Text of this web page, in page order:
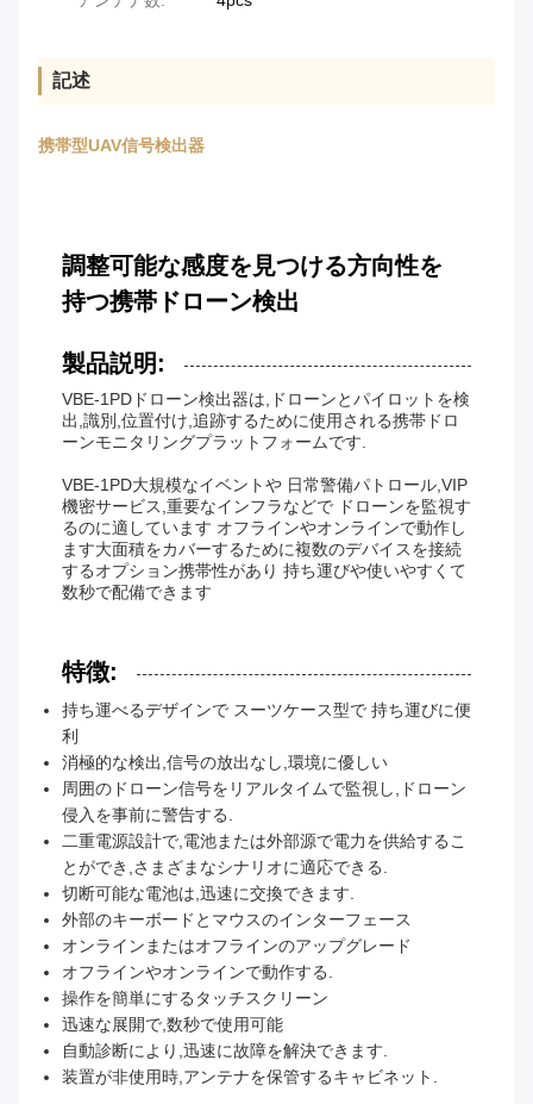
記述
携帯型UAV信号検出器
調整可能な感度を見つける方向性を
持つ携帯ドローン検出
製品説明:
VBE-1PDドローン検出器は,ドローンとパイロットを検
出,識別,位置付け,追跡するために使用される携帯ドロ
ーンモニタリングプラットフォームです.
VBE-1PD大規模なイベントや 日常警備パトロール,VIP
機密サービス,重要なインフラなどで ドローンを監視す
るのに適しています オフラインやオンラインで動作し
ます大面積をカバーするために複数のデバイスを接続
するオプション携帯性があり 持ち運びや使いやすくて
数秒で配備できます
特徴:
持ち運べるデザインで スーツケース型で 持ち運びに便
利
消極的な検出,信号の放出なし,環境に優しい
周囲のドローン信号をリアルタイムで監視し,ドローン
侵入を事前に警告する.
二重電源設計で,電池または外部源で電力を供給するこ
とができ,さまざまなシナリオに適応できる.
切断可能な電池は,迅速に交換できます.
外部のキーボードとマウスのインターフェース
オンラインまたはオフラインのアップグレード
オフラインやオンラインで動作する.
操作を簡単にするタッチスクリーン
迅速な展開で,数秒で使用可能
自動診断により,迅速に故障を解決できます.
装置が非使用時,アンテナを保管するキャビネット.